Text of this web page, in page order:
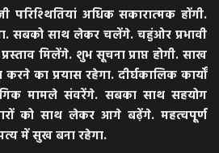
परिश्थितियां अधिक सकारात्मक होंगी.
सबको साथ लेकर चलेंगे. चहुंओर प्रभावी
मिलेंगे. शुभ सूचना प्राप्त होगी. साख
का प्रयास रहेगा. दीर्घकालिक कार्यों
मामले संवरेंगे. सबका साथ सहयोग
को साथ लेकर आगे बढ़ेंगे. महत्वपूर्ण
में सुख बना रहेगा.